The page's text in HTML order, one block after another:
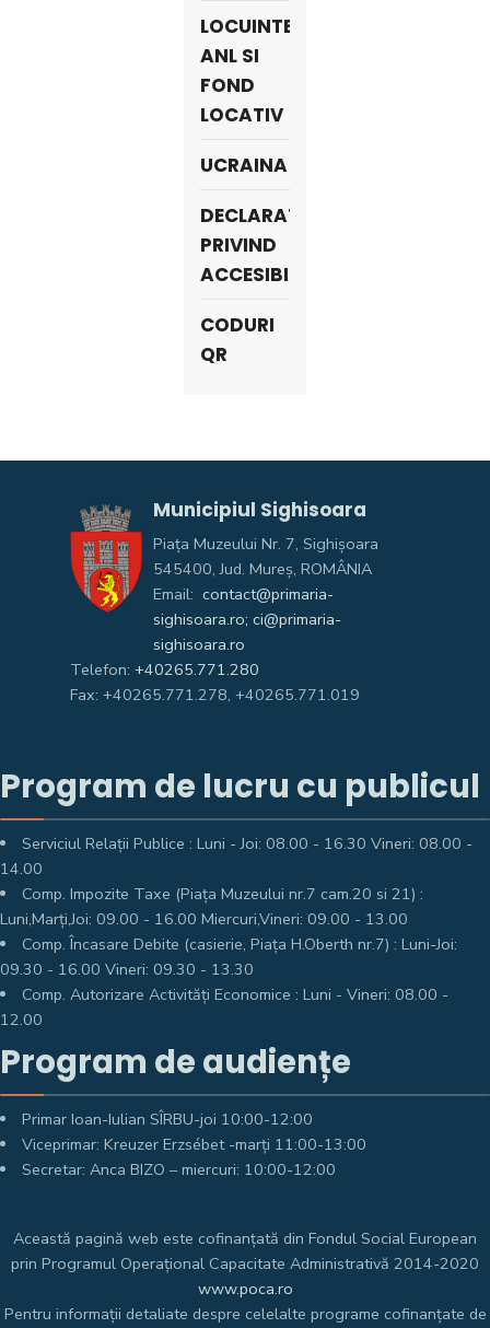
LOCUINTE
ANL SI
FOND
LOCATIV
UCRAINA
DECLARATIE
PRIVIND
ACCESIBILITATE
CODURI
QR
Municipiul Sighisoara
Piața Muzeului Nr. 7, Sighişoara
545400, Jud. Mureş, ROMÂNIA
Email: contact@primaria-
sighisoara.ro; ci@primaria-
sighisoara.ro
Telefon: +40265.771.280
Fax: +40265.771.278, +40265.771.019
Program de lucru cu publicul
Serviciul Relații Publice : Luni - Joi: 08.00 - 16.30 Vineri: 08.00 -
14.00
Comp. Impozite Taxe (Piața Muzeului nr.7 cam.20 si 21) :
Luni,Marți,Joi: 09.00 - 16.00 Miercuri,Vineri: 09.00 - 13.00
Comp. Încasare Debite (casierie, Piața H.Oberth nr.7) : Luni-Joi:
09.30 - 16.00 Vineri: 09.30 - 13.30
Comp. Autorizare Activități Economice : Luni - Vineri: 08.00 -
12.00
Program de audiențe
Primar Ioan-Iulian SÎRBU-joi 10:00-12:00
Viceprimar: Kreuzer Erzsébet -marți 11:00-13:00
Secretar: Anca BIZO – miercuri: 10:00-12:00
Această pagină web este cofinanțată din Fondul Social European
prin Programul Operațional Capacitate Administrativă 2014-2020
www.poca.ro
Pentru informații detaliate despre celelalte programe cofinanțate de